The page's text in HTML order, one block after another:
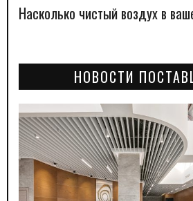
Насколько чистый воздух в
НОВОСТИ